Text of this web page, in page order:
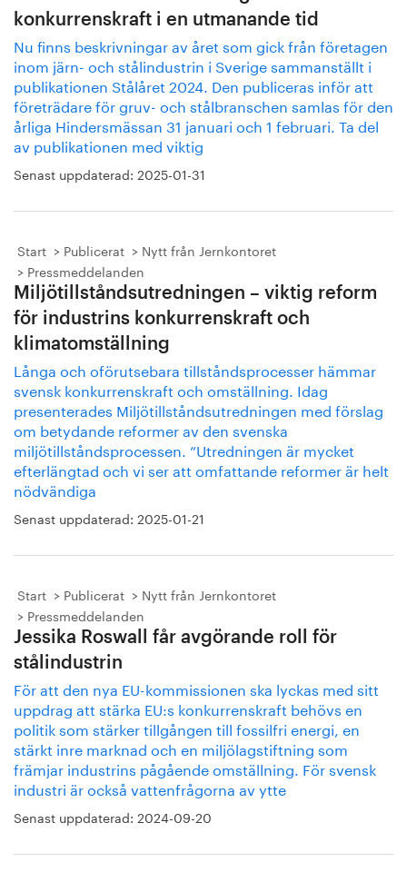
konkurrenskraft i en utmanande tid
Nu finns beskrivningar av året som gick från företagen
inom järn- och stålindustrin i Sverige sammanställt i
publikationen Stålåret 2024. Den publiceras inför att
företrädare för gruv- och stålbranschen samlas för den
årliga Hindersmässan 31 januari och 1 februari. Ta del
av publikationen med viktig
Senast uppdaterad: 2025-01-31
Start Publicerat
Nytt från Jernkontoret
Pressmeddelanden
Miljötillståndsutredningen – viktig reform
för industrins konkurrenskraft och
klimatomställning
Långa och oförutsebara tillståndsprocesser hämmar
svensk konkurrenskraft och omställning. Idag
presenterades Miljötillståndsutredningen med förslag
om betydande reformer av den svenska
miljötillståndsprocessen. ”Utredningen är mycket
efterlängtad och vi ser att omfattande reformer är helt
nödvändiga
Senast uppdaterad: 2025-01-21
Start Publicerat
Nytt från Jernkontoret
Pressmeddelanden
Jessika Roswall får avgörande roll för
stålindustrin
För att den nya EU-kommissionen ska lyckas med sitt
uppdrag att stärka EU:s konkurrenskraft behövs en
politik som stärker tillgången till fossilfri energi, en
stärkt inre marknad och en miljölagstiftning som
främjar industrins pågående omställning. För svensk
industri är också vattenfrågorna av ytte
Senast uppdaterad: 2024-09-20